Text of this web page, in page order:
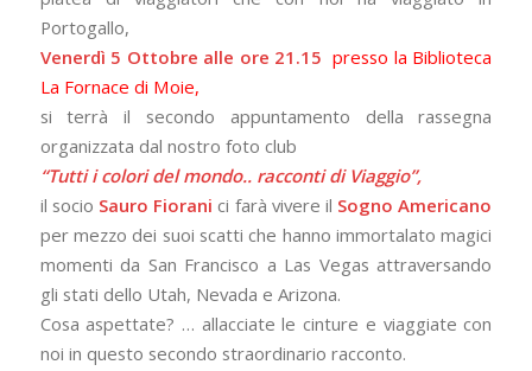
Portogallo,
Venerdì 5 Ottobre alle ore 21.15presso la Biblioteca
La Fornace di Moie,
si terrà il secondo appuntamento della rassegna
organizzata dal nostro foto club
“Tutti i colori del mondo.. racconti di Viaggio”,
il socio Sauro Fiorani ci farà vivere il Sogno Americano
per mezzo dei suoi scatti che hanno immortalato magici
momenti da San Francisco a Las Vegas attraversando
gli stati dello Utah, Nevada e Arizona.
Cosa aspettate? … allacciate le cinture e viaggiate con
noi in questo secondo straordinario racconto.